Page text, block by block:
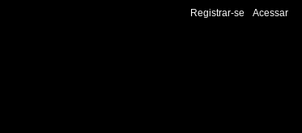
Registrar-se Acessar